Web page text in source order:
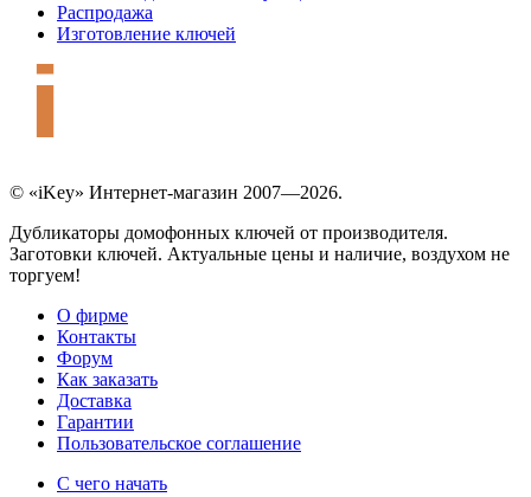
Распродажа
Изготовление ключей
© «iKey» Интернет-магазин 2007—2026.
Дубликаторы домофонных ключей от производителя.
Заготовки ключей. Актуальные цены и наличие, воздухом не
торгуем!
О фирме
Контакты
Форум
Как заказать
Доставка
Гарантии
Пользовательское соглашение
С чего начать